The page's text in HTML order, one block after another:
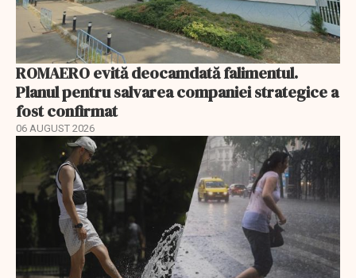
ROMAERO evită deocamdată falimentul.
Planul pentru salvarea companiei strategice a
fost confirmat
06 AUGUST 2026